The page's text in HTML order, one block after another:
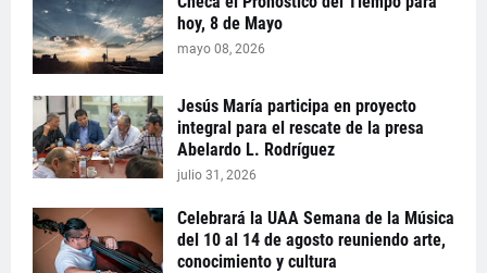
hoy, 8 de Mayo
mayo 08, 2026
Jesús María participa en proyecto
integral para el rescate de la presa
Abelardo L. Rodríguez
julio 31, 2026
Celebrará la UAA Semana de la Música
del 10 al 14 de agosto reuniendo arte,
conocimiento y cultura